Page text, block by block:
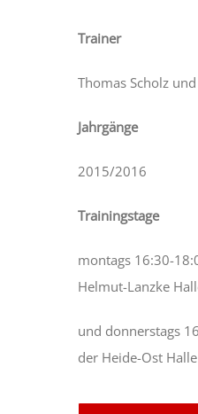
Trainer
Thomas Scholz
Jahrgänge
2015/2016
Trainingstage
montags 16:30-
Helmut-Lanzke
und donnerstags
der Heide-Ost Halle